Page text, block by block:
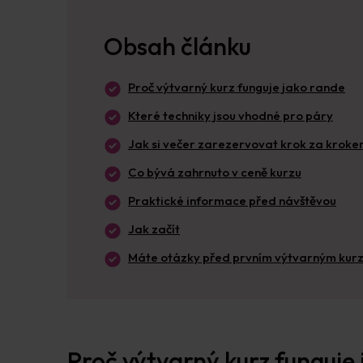
Obsah článku
Proč výtvarný kurz funguje jako rande
Které techniky jsou vhodné pro páry
Jak si večer zarezervovat krok za
Co bývá zahrnuto v ceně kurzu
Praktické informace před návštěvou
Jak začít
Máte otázky před prvním výtvarným